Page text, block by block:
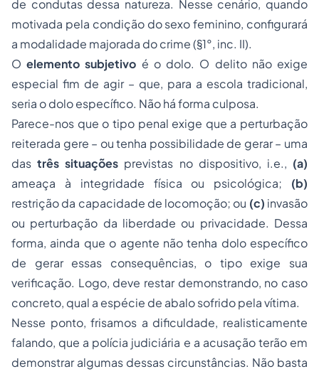
de condutas dessa natureza. Nesse cenário, quando
motivada pela condição do sexo feminino, configurará
a modalidade majorada do crime (§1°, inc. II).
Oelemento subjetivo é o dolo. O delito não exige
especial fim de agir – que, para a escola tradicional,
seria o dolo específico. Não há forma culposa.
Parece-nos que o tipo penal exige que a perturbação
reiterada gere – ou tenha possibilidade de gerar – uma
dastrês situações previstas no dispositivo, i.e., (a)
ameaça à integridade física ou psicológica; (b)
restrição da capacidade de locomoção; ou (c) invasão
ou perturbação da liberdade ou privacidade. Dessa
forma, ainda que o agente não tenha dolo específico
de gerar essas consequências, o tipo exige sua
verificação. Logo, deve restar demonstrando, no caso
concreto, qual a espécie de abalo sofrido pela vítima.
Nesse ponto, frisamos a dificuldade, realisticamente
falando, que a polícia judiciária e a acusação terão em
demonstrar algumas dessas circunstâncias. Não basta